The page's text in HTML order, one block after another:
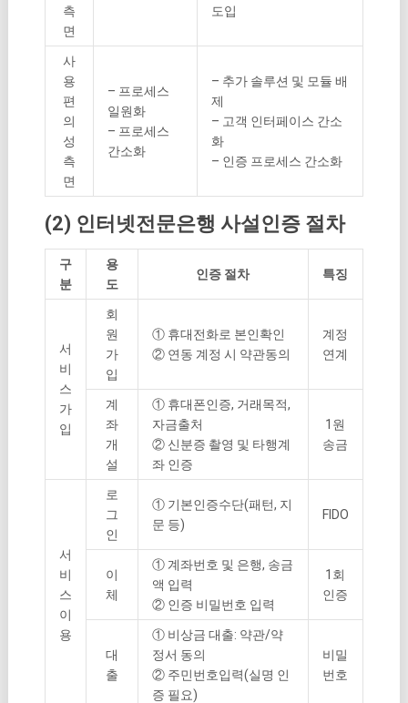
측
면
도입
사
용
편
의
성
측
면
– 프로세스
일원화
– 프로세스
간소화
– 추가 솔루션 및 모듈 배
제
– 고객 인터페이스 간소
화
– 인증 프로세스 간소화
(2) 인터넷전문은행 사설인증 절차
구
분
용
도
인증 절차 특징
서
비
스
가
입
회
원
가
입
① 휴대전화로 본인확인
② 연동 계정 시 약관동의
계정
연계
계
좌
개
설
① 휴대폰인증, 거래목적,
자금출처
② 신분증 촬영 및 타행계
좌 인증
1원
송금
서
비
스
이
용
로
그
인
① 기본인증수단(패턴, 지
문 등)
FIDO
이
체
① 계좌번호 및 은행, 송금
액 입력
② 인증 비밀번호 입력
1회
인증
대
출
① 비상금 대출: 약관/약
정서 동의
② 주민번호입력(실명 인
증 필요)
비밀
번호